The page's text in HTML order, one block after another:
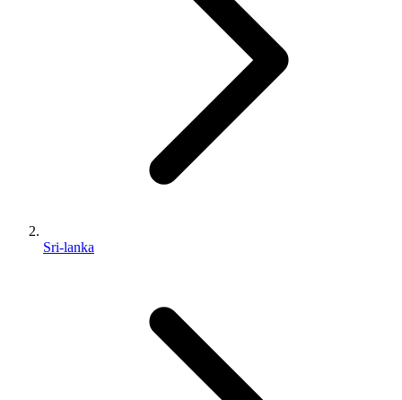
Sri-lanka